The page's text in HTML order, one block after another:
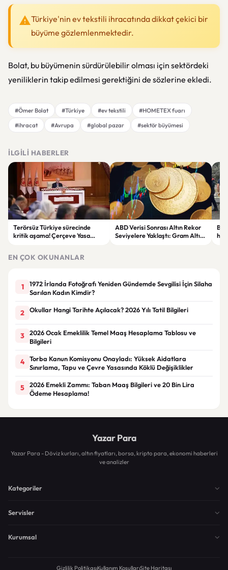
Türkiye'nin ev tekstili ihracatında dikkat çekici bir
büyüme gözlemlenmektedir.
Bolat, bu büyümenin sürdürülebilir olması için sektördeki
yeniliklerin takip edilmesi gerektiğini de sözlerine ekledi.
#Ömer Bolat #Türkiye #ev tekstili
#HOMETEX fuarı
#ihracat
#Avrupa #global pazar #sektör büyümesi
İLGILI HABERLER
Terörsüz Türkiye sürecinde
kritik aşama! Çerçeve Yasa
ABD Verisi Sonrası Altın Rekor
Seviyelere Yaklaştı: Gram Altın
EN ÇOK OKUNANLAR
1
1972 İrlanda Fotoğrafı Yeniden Gündemde Sevgilisi İçin Silaha
Sarılan Kadın Kimdir?
2 Okullar Hangi Tarihte Açılacak? 2026 Yılı Tatil Bilgileri
3
2026 Ocak Emeklilik Temel Maaş Hesaplama Tablosu ve
Bilgileri
4
Torba Kanun Komisyonu Onayladı: Yüksek Aidatlara
Sınırlama, Tapu ve Çevre Yasasında Köklü Değişiklikler
5
2026 Emekli Zammı: Taban Maaş Bilgileri ve 20 Bin Lira
Ödeme Hesaplama!
Yazar Para
Yazar Para - Döviz kurları, altın fiyatları, borsa, kripto para, ekonomi haberleri
ve analizler
Kategoriler
Servisler
Kurumsal
Gizlilik PolitikasıKullanım KoşullarıSite Haritası